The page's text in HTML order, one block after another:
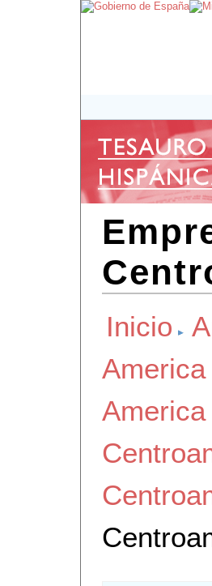
Inicio
America
America